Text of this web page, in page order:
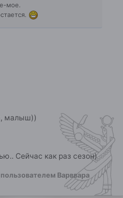
мое.
малыш))
Сейчас как раз сезон)
пользователем Варввара